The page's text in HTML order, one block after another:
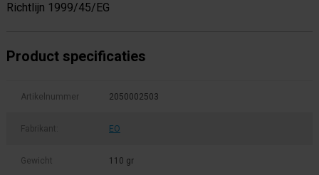
Richtlijn 1999/45/EG
Product specificaties
Artikelnummer 2050002503
Fabrikant: EO
Gewicht 110 gr